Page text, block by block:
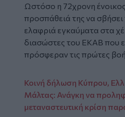
Ωστόσο η 72χρονη
προσπάθειά της να
ελαφριά εγκαύματα στα
διασώστες του ΕΚΑΒ που
πρόσφεραν τις πρώτες
Κοινή δήλωση Κύπρου,
Μάλτας: Ανάγκη να
μεταναστευτική κρίση